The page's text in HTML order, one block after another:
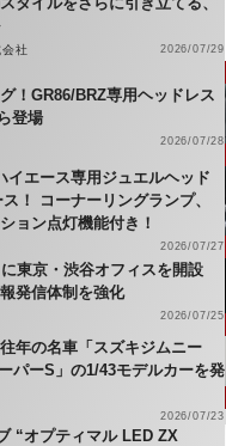
社
2026/07/29
！GR86/BRZ専用ヘッドレス
登場
2026/07/28
イエース専用ジュエルヘッド
！ コーナーリングランプ、
ョン点灯機能付き！
2026/07/27
東京・渋谷オフィスを開設
発信体制を強化
2026/07/25
年の名車「スズキジムニー
パーS」の1/43モデルカーを発
2026/07/23
“オプティマル LED ZX